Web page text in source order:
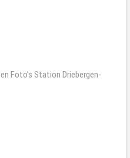
Foto’s Station Driebergen-